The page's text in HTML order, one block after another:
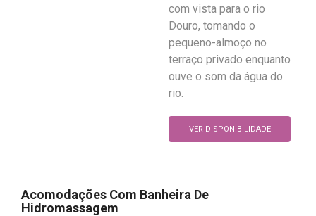
com vista para o rio
Douro, tomando o
pequeno-almoço no
terraço privado enquanto
ouve o som da água do
rio.
VER DISPONIBILIDADE
Acomodações Com Banheira De
Hidromassagem